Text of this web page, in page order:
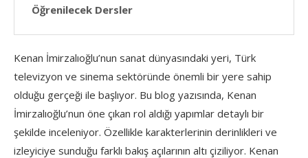
Öğrenilecek Dersler
Kenan İmirzalıoğlu’nun sanat dünyasındaki yeri, Türk
televizyon ve sinema sektöründe önemli bir yere sahip
olduğu gerçeği ile başlıyor. Bu blog yazısında, Kenan
İmirzalıoğlu’nun öne çıkan rol aldığı yapımlar detaylı bir
şekilde inceleniyor. Özellikle karakterlerinin derinlikleri ve
izleyiciye sunduğu farklı bakış açılarının altı çiziliyor. Kenan